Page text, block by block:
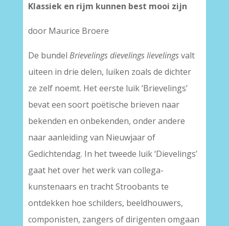
Klassiek en rijm kunnen best mooi zijn
door Maurice Broere
De bundel Brievelings dievelings lievelingsvalt
uiteen in drie delen, luiken zoals de dichter
ze zelf noemt. Het eerste luik ‘Brievelings’
bevat een soort poëtische brieven naar
bekenden en onbekenden, onder andere
naar aanleiding van Nieuwjaar of
Gedichtendag. In het tweede luik ‘Dievelings’
gaat het over het werk van collega-
kunstenaars en tracht Stroobants te
ontdekken hoe schilders, beeldhouwers,
componisten, zangers of dirigenten omgaan